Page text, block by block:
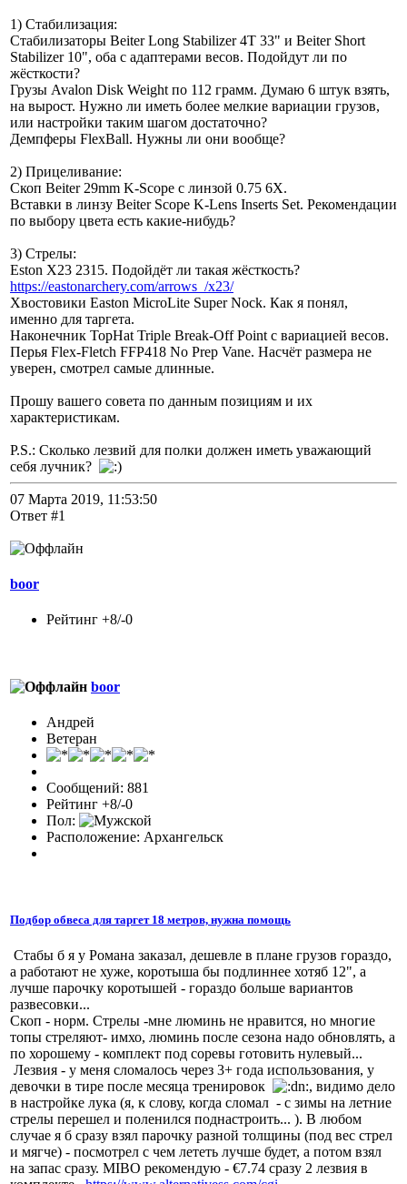
1) Стабилизация:
Стабилизаторы Beiter Long Stabilizer 4T 33" и Beiter Short
Stabilizer 10", оба с адаптерами весов. Подойдут ли по
жёсткости?
Грузы Avalon Disk Weight по 112 грамм. Думаю 6 штук взять,
на вырост. Нужно ли иметь более мелкие вариации грузов,
или настройки таким шагом достаточно?
Демпферы FlexBall. Нужны ли они вообще?
2) Прицеливание:
Скоп Beiter 29mm K-Scope с линзой 0.75 6Х.
Вставки в линзу Beiter Scope K-Lens Inserts Set. Рекомендации
по выбору цвета есть какие-нибудь?
3) Стрелы:
Eston X23 2315. Подойдёт ли такая жёсткость?
https://eastonarchery.com/arrows_/x23/
Хвостовики Easton MicroLite Super Nock. Как я понял,
именно для таргета.
Наконечник TopHat Triple Break-Off Point с вариацией весов.
Перья Flex-Fletch FFP418 No Prep Vane. Насчёт размера не
уверен, смотрел самые длинные.
Прошу вашего совета по данным позициям и их
характеристикам.
P.S.: Сколько лезвий для полки должен иметь уважающий
себя лучник?
07 Марта 2019, 11:53:50
Ответ #1
boor
Рейтинг +8/-0
boor
Андрей
Ветеран
Сообщений: 881
Рейтинг +8/-0
Пол:
Расположение: Архангельск
Подбор обвеса для таргет 18 метров, нужна помощь
Стабы б я у Романа заказал, дешевле в плане грузов гораздо,
а работают не хуже, коротыша бы подлиннее хотяб 12", а
лучше парочку коротышей - гораздо больше вариантов
развесовки...
Скоп - норм. Стрелы -мне люминь не нравится, но многие
топы стреляют- имхо, люминь после сезона надо обновлять, а
по хорошему - комплект под соревы готовить нулевый...
Лезвия - у меня сломалось через 3+ года использования, у
девочки в тире после месяца тренировок
, видимо дело
в настройке лука (я, к слову, когда сломал - с зимы на летние
стрелы перешел и поленился поднастроить... ). В любом
случае я б сразу взял парочку разной толщины (под вес стрел
и мягче) - посмотрел с чем лететь лучше будет, а потом взял
на запас сразу. MIBO рекомендую - €7.74 сразу 2 лезвия в